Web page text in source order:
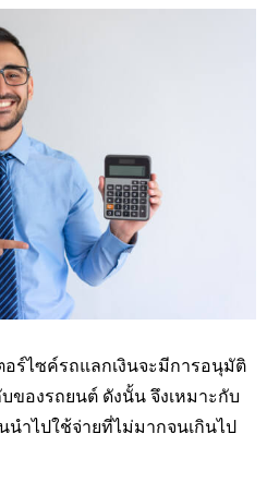
อร์ไซค์รถแลกเงินจะมีการอนุมัติ
ของรถยนต์ ดังนั้น จึงเหมาะกับ
ำไปใช้จ่ายที่ไม่มากจนเกินไป